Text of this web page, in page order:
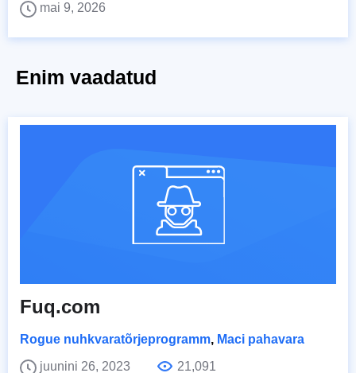
mai 9, 2026
Enim vaadatud
Fuq.com
Rogue nuhkvaratõrjeprogramm, Maci pahavara
juunini 26, 2023
21,091